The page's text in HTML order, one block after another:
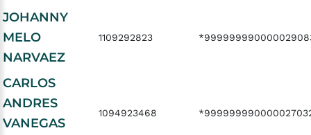
JOHANNY
MELO
NARVAEZ
1109292823
CARLOS
ANDRES
VANEGAS
1094923468